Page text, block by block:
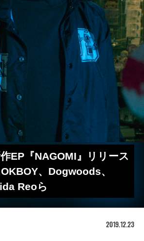
EP『NAGOMI』リリース
、Dogwoods、
Reoら
2019.12.23